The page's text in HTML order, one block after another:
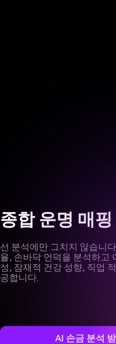
종합 운명 매핑
선 분석에만 그치지 않습니
율, 손바닥 언덕을 분석하고
성, 잠재적 건강 성향, 직업
공합니다.
AI 손금 분석 받